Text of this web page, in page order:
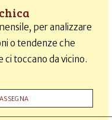
per analizzare
o tendenze che
ci toccano da vicino.